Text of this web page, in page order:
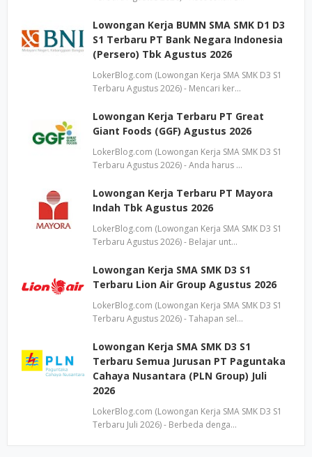
Lowongan Kerja BUMN SMA SMK D1 D3
S1 Terbaru PT Bank Negara Indonesia
(Persero) Tbk Agustus 2026
LokerBlog.com (Lowongan Kerja SMA SMK D3 S1
Terbaru Agustus 2026) - Mencari ker…
Lowongan Kerja Terbaru PT Great
Giant Foods (GGF) Agustus 2026
LokerBlog.com (Lowongan Kerja SMA SMK D3 S1
Terbaru Agustus 2026) - Anda harus …
Lowongan Kerja Terbaru PT Mayora
Indah Tbk Agustus 2026
LokerBlog.com (Lowongan Kerja SMA SMK D3 S1
Terbaru Agustus 2026) - Belajar unt…
Lowongan Kerja SMA SMK D3 S1
Terbaru Lion Air Group Agustus 2026
LokerBlog.com (Lowongan Kerja SMA SMK D3 S1
Terbaru Agustus 2026) - Tahapan sel…
Lowongan Kerja SMA SMK D3 S1
Terbaru Semua Jurusan PT Paguntaka
Cahaya Nusantara (PLN Group) Juli
2026
LokerBlog.com (Lowongan Kerja SMA SMK D3 S1
Terbaru Juli 2026) - Berbeda denga…